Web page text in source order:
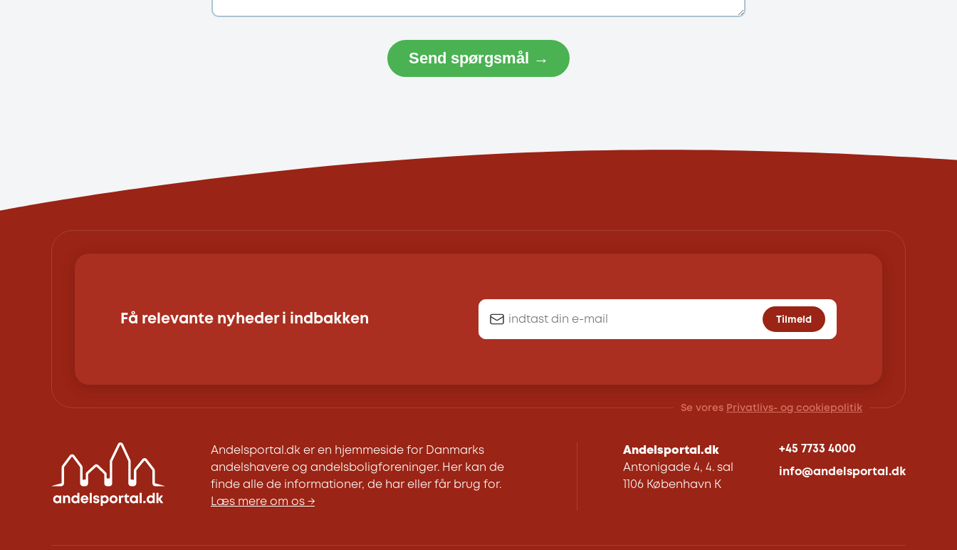
Send spørgsmål →
Få relevante nyheder i indbakken Tilmeld
Se vores Privatlivs- og cookiepolitik
Andelsportal.dk er en hjemmeside for Danmarks
andelshavere og andelsboligforeninger. Her kan de
finde alle de informationer, de har eller får brug for.
Læs mere om os →
Andelsportal.dk
Antonigade 4, 4. sal
1106 København K
+45 7733 4000
info@andelsportal.dk